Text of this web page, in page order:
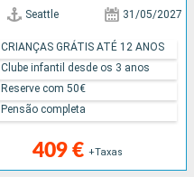
Seattle 31/05/2027
409 € +Taxas
CRIANÇAS GRÁTIS ATÉ 12 ANOS
Clube infantil desde os 3 anos
Reserve com 50€
Pensão completa